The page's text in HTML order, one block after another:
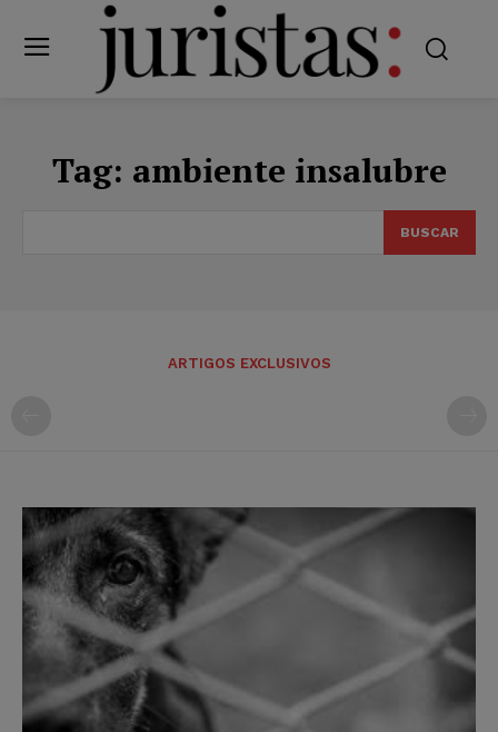
Tag: ambiente insalubre
BUSCAR
ARTIGOS EXCLUSIVOS